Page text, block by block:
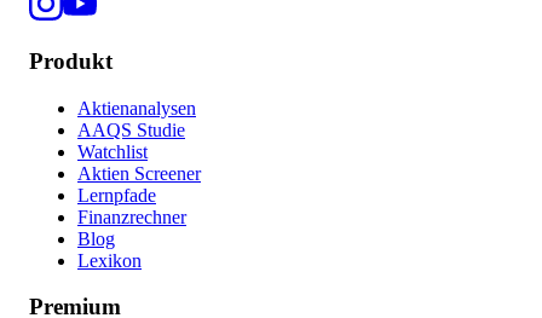
Produkt
Aktienanalysen
AAQS Studie
Watchlist
Aktien Screener
Lernpfade
Finanzrechner
Blog
Lexikon
Premium